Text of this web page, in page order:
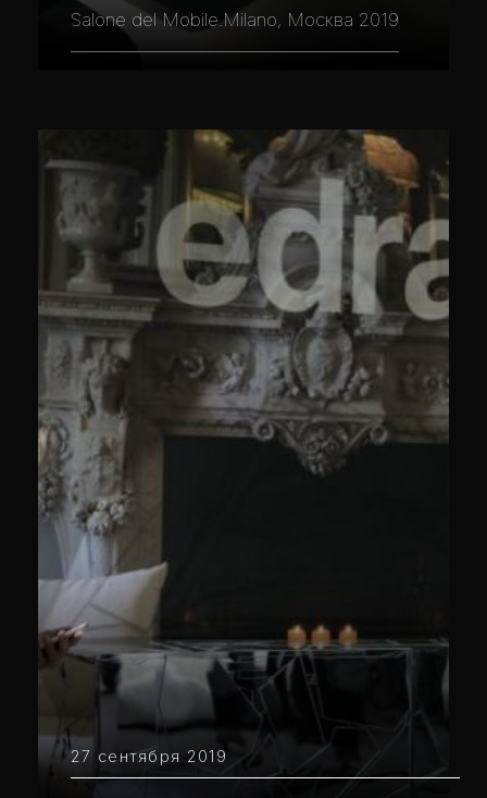
Salone del Mobile.Milano, Москва 2019
27 сентября 2019